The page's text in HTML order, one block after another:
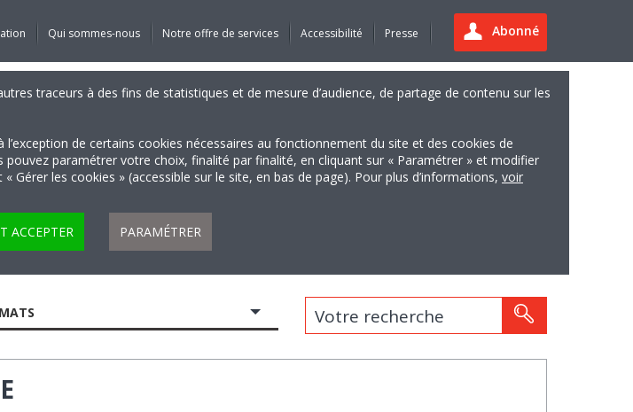
Abonné
Qui sommes-nous Notre offre de services Accessibilité Presse
traceurs à des fins de statistiques et de mesure d’audience, de partage de contenu sur les
de certains cookies nécessaires au fonctionnement du site et des cookies de
paramétrer votre choix, finalité par finalité, en cliquant sur « Paramétrer » et modifier
les cookies » (accessible sur le site, en bas de page). Pour plus d’informations, voir
ACCEPTER PARAMÉTRER
Votre recherche